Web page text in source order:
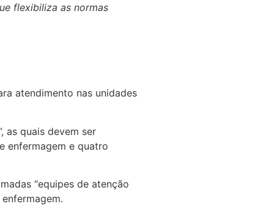
flexibiliza as normas
atendimento nas unidades
as quais devem ser
enfermagem e quatro
“equipes de atenção